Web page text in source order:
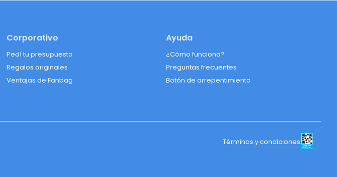
Corporativo
Pedí tu presupuesto
Regalos originales
Ventajas de Fanbag
Ayuda
¿Cómo funciona?
Preguntas frecuentes
Botón de arrepentimiento
Términos y condiciones